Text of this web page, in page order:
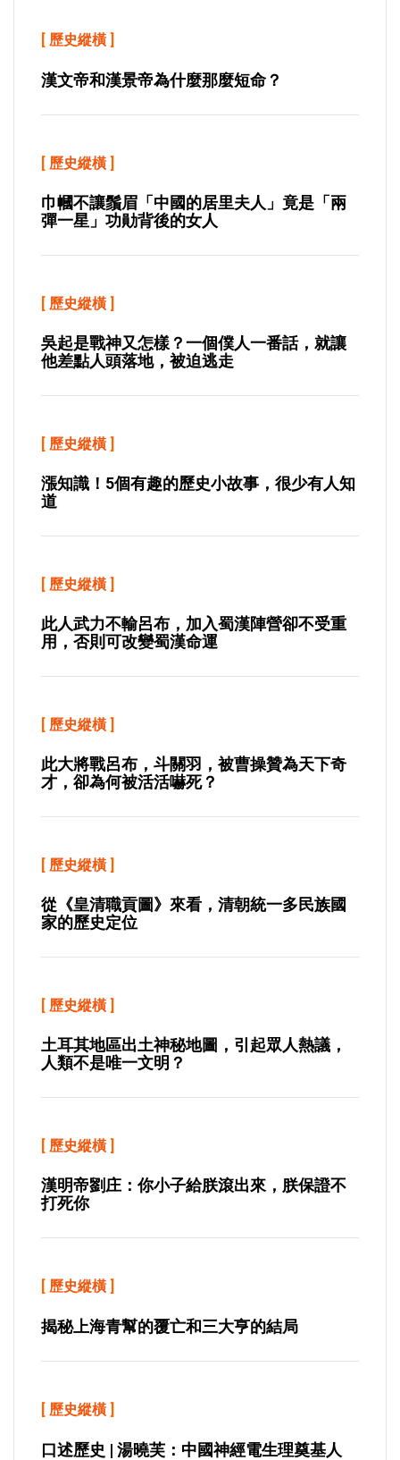
[ 歷史縱橫 ]
漢文帝和漢景帝為什麼那麼短命？
[ 歷史縱橫 ]
巾幗不讓鬚眉「中國的居里夫人」竟是「兩
彈一星」功勛背後的女人
[ 歷史縱橫 ]
吳起是戰神又怎樣？一個僕人一番話，就讓
他差點人頭落地，被迫逃走
[ 歷史縱橫 ]
漲知識！5個有趣的歷史小故事，很少有人知
道
[ 歷史縱橫 ]
此人武力不輸呂布，加入蜀漢陣營卻不受重
用，否則可改變蜀漢命運
[ 歷史縱橫 ]
此大將戰呂布，斗關羽，被曹操贊為天下奇
才，卻為何被活活嚇死？
[ 歷史縱橫 ]
從《皇清職貢圖》來看，清朝統一多民族國
家的歷史定位
[ 歷史縱橫 ]
土耳其地區出土神秘地圖，引起眾人熱議，
人類不是唯一文明？
[ 歷史縱橫 ]
漢明帝劉庄：你小子給朕滾出來，朕保證不
打死你
[ 歷史縱橫 ]
揭秘上海青幫的覆亡和三大亨的結局
[ 歷史縱橫 ]
口述歷史 | 湯曉芙：中國神經電生理奠基人